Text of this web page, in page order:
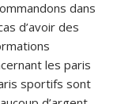
dans
d’avoir des
les paris
sportifs sont